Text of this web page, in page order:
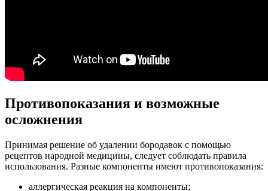
Противопоказания и возможные
осложнения
Принимая решение об удалении бородавок с помощью
рецептов народной медицины, следует соблюдать правила
использования. Разные компоненты имеют противопоказания:
аллергическая реакция на компоненты;